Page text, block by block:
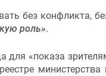
без конфликта,
роль».
для «показа
министерства